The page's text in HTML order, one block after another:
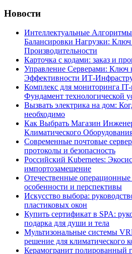
Новости
Интеллектуальные
Балансировки Нагрузки:
Производительности
Карточка c кодами: заказ и
Управление Серверами: Ключ
Эффективности ИТ-
Комплекс для мониторинга
Фундамент технологической
Вызвать электрика на дом:
необходимо
Как Выбрать Магазин
Климатического
Современные почтовые
протоколы и безопасность
Российский Kubernetes:
импортозамещение
Отечественные операционные
особенности и перспективы
Искусство выбора:
пластиковых окон
Купить сертификат в SPA:
подарка для души и тела
Мультизональные системы
решение для климатического
Керамогранит полированный